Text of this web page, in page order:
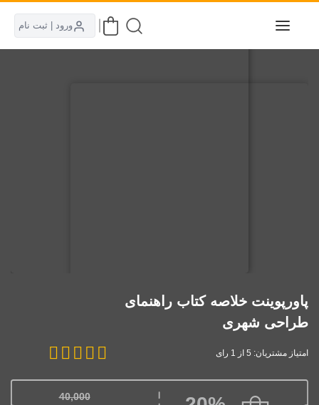
ورود | ثبت نام
پاورپوینت خلاصه کتاب راهنمای
طراحی شهری
امتیاز مشتریان: 5 از 1 رای
40,000